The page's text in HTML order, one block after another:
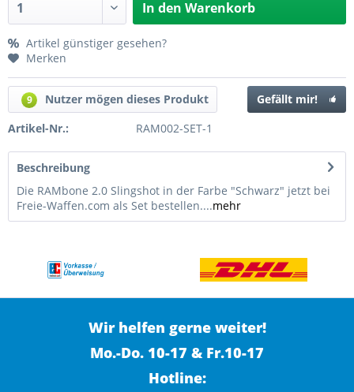
In den Warenkorb
Artikel günstiger gesehen?
Merken
9 Nutzer mögen dieses Produkt
Gefällt mir!
Artikel-Nr.:
RAM002-SET-1
Beschreibung
Die RAMbone 2.0 Slingshot in der Farbe "Schwarz" jetzt bei
Freie-Waffen.com als Set bestellen....mehr
Wir helfen gerne weiter!
Mo.-Do. 10-17 & Fr.10-17
Hotline: